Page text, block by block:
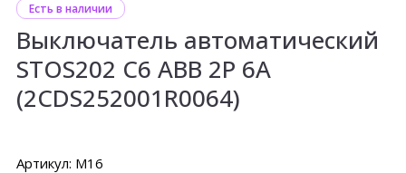
Есть в наличии
Выключатель автоматический
STOS202 C6 ABB 2P 6А
(2CDS252001R0064)
Артикул: М16